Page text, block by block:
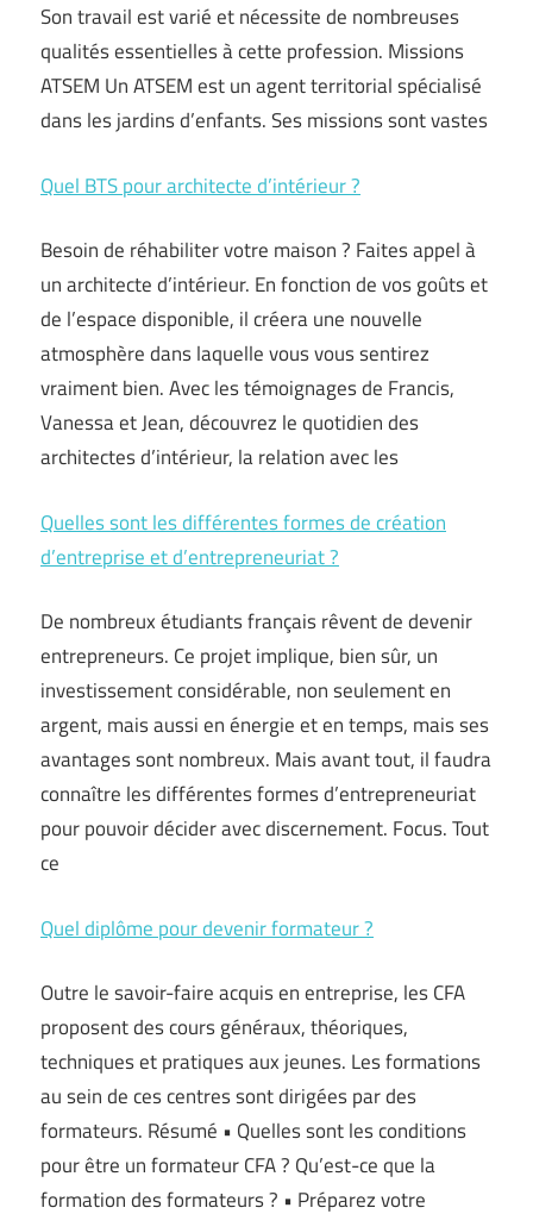
Son travail est varié et nécessite de nombreuses
qualités essentielles à cette profession. Missions
ATSEM Un ATSEM est un agent territorial spécialisé
dans les jardins d’enfants. Ses missions sont vastes
Quel BTS pour architecte d’intérieur ?
Besoin de réhabiliter votre maison ? Faites appel à
un architecte d’intérieur. En fonction de vos goûts et
de l’espace disponible, il créera une nouvelle
atmosphère dans laquelle vous vous sentirez
vraiment bien. Avec les témoignages de Francis,
Vanessa et Jean, découvrez le quotidien des
architectes d’intérieur, la relation avec les
Quelles sont les différentes formes de création
d’entreprise et d’entrepreneuriat ?
De nombreux étudiants français rêvent de devenir
entrepreneurs. Ce projet implique, bien sûr, un
investissement considérable, non seulement en
argent, mais aussi en énergie et en temps, mais ses
avantages sont nombreux. Mais avant tout, il faudra
connaître les différentes formes d’entrepreneuriat
pour pouvoir décider avec discernement. Focus. Tout
ce
Quel diplôme pour devenir formateur ?
Outre le savoir-faire acquis en entreprise, les CFA
proposent des cours généraux, théoriques,
techniques et pratiques aux jeunes. Les formations
au sein de ces centres sont dirigées par des
formateurs. Résumé • Quelles sont les conditions
pour être un formateur CFA ? Qu’est-ce que la
formation des formateurs ? • Préparez votre